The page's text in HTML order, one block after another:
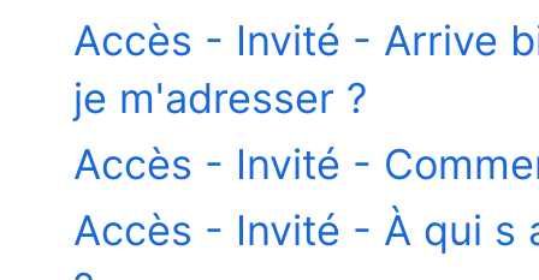
Accès - Invité - Arrive
je m'adresser ?
Accès - Invité -
Accès - Invité - À qui s